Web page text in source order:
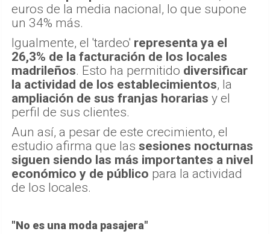
euros de la media nacional, lo que supone
un 34% más.
Igualmente, el 'tardeo' representa ya el
26,3% de la facturación de los locales
madrileños. Esto ha permitido diversificar
la actividad de los establecimientos, la
ampliación de sus franjas horarias y el
perfil de sus clientes.
Aun así, a pesar de este crecimiento, el
estudio afirma que las sesiones nocturnas
siguen siendo las más importantes a nivel
económico y de público para la actividad
de los locales.
"No es una moda pasajera"